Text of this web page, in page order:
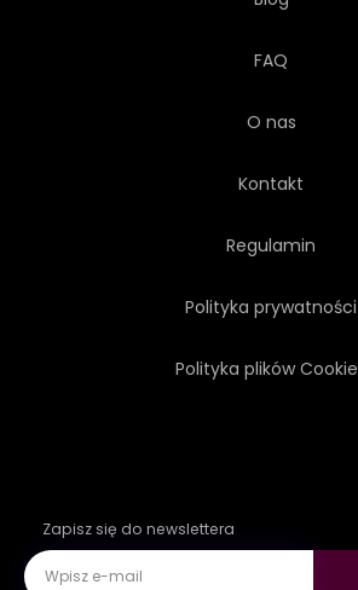
FAQ
O nas
Kontakt
Regulamin
Polityka prywatności
Polityka plików
Zapisz się do newslettera